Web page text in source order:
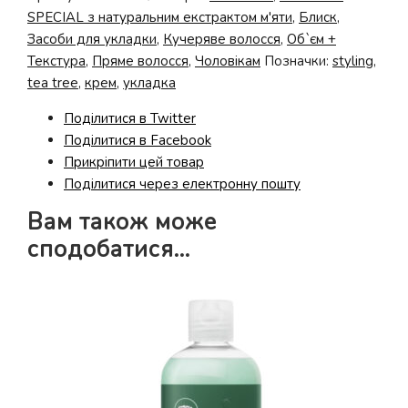
Tree
Forming
Cream
кількість
SPECIAL з натуральним екстрактом м'яти, Блиск,
Засоби для укладки, Кучеряве волосся, Об`єм +
Текстура, Пряме волосся, Чоловікам Позначки: styling,
tea tree, крем, укладка
Поділитися в Twitter
Поділитися в Facebook
Прикріпити цей товар
Поділитися через електронну пошту
Вам також може
сподобатися…